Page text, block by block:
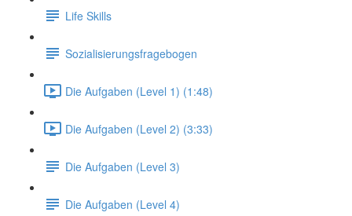
Life Skills
Sozialisierungsfragebogen
Die Aufgaben (Level 1) (1:48)
Die Aufgaben (Level 2) (3:33)
Die Aufgaben (Level 3)
Die Aufgaben (Level 4)